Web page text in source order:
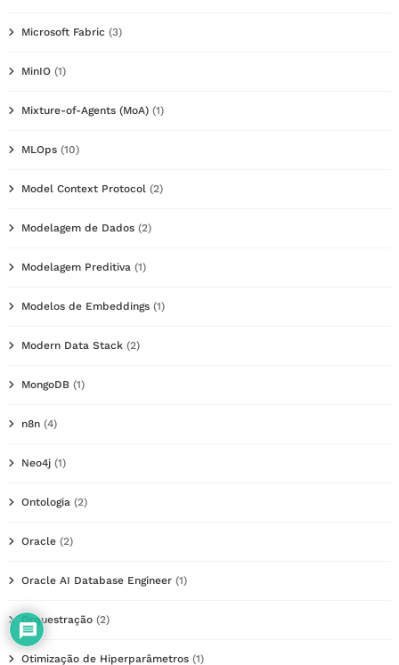
Microsoft Fabric (3)
MinIO (1)
Mixture-of-Agents (MoA) (1)
MLOps (10)
Model Context Protocol (2)
Modelagem de Dados (2)
Modelagem Preditiva (1)
Modelos de Embeddings (1)
Modern Data Stack (2)
MongoDB (1)
n8n (4)
Neo4j (1)
Ontologia (2)
Oracle (2)
Oracle AI Database Engineer (1)
Orquestração (2)
Otimização de Hiperparâmetros (1)